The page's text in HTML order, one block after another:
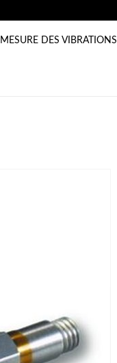
MESURE DES VIBRATIONS